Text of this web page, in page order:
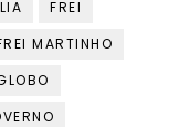
FREI
MARTINHO